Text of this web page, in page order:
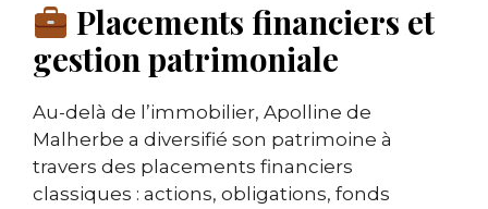
Placements financiers et
gestion patrimoniale
Au-delà de l’immobilier, Apolline de
Malherbe a diversifié son patrimoine à
travers des placements financiers
classiques : actions, obligations, fonds